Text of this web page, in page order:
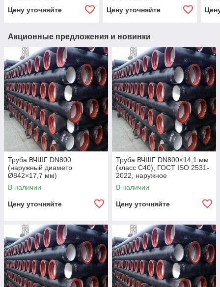
Цену уточняйте
Цену уточняйте
Акционные предложения и новинки
Труба ВЧШГ DN800
(наружный диаметр
Ø842×17,7 мм)
В наличии
Цену уточняйте
Труба ВЧШГ DN800×14,1 мм
(класс C40), ГОСТ ISO 2531-
2022, наружное
полиуретановое покрытие,
внутреннее цементно-
В наличии
Цену уточняйте